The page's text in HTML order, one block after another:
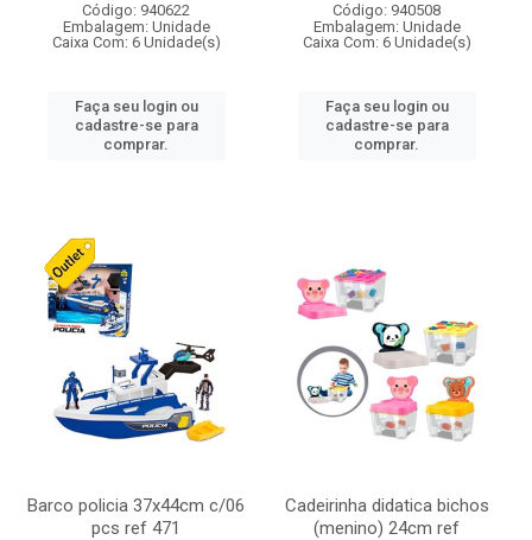
Código: 940622
Embalagem: Unidade
Caixa Com: 6 Unidade(s)
Faça seu login ou
cadastre-se para
comprar.
Código: 940508
Embalagem: Unidade
Caixa Com: 6 Unidade(s)
Faça seu login ou
cadastre-se para
comprar.
Barco policia 37x44cm c/06
pcs ref 471
Cadeirinha didatica bichos
(menino) 24cm ref